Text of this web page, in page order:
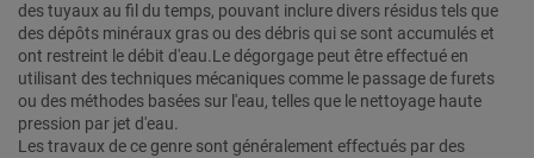
des tuyaux au fil du temps, pouvant inclure divers résidus tels que
des dépôts minéraux gras ou des débris qui se sont accumulés et
ont restreint le débit d'eau.Le dégorgage peut être effectué en
utilisant des techniques mécaniques comme le passage de furets
ou des méthodes basées sur l'eau, telles que le nettoyage haute
pression par jet d'eau.
Les travaux de ce genre sont généralement effectués par des